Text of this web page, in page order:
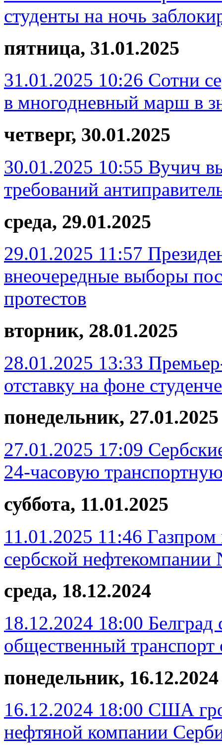
студенты на ночь
пятница, 31.01.2025
31.01.2025 10:26 Сотни
в многодневный марш в
четверг, 30.01.2025
30.01.2025 10:55 Вучич
требований
среда, 29.01.2025
29.01.2025 11:57
внеочередные выборы
протестов
вторник, 28.01.2025
28.01.2025 13:33
отставку на фоне
понедельник, 27.01.2025
27.01.2025 17:09
24-часовую
суббота, 11.01.2025
11.01.2025 11:46 Газпром
сербской нефтекомпании
среда, 18.12.2024
18.12.2024 18:00 Белград
общественный транспорт
понедельник, 16.12.2024
16.12.2024 18:00 США
нефтяной компании